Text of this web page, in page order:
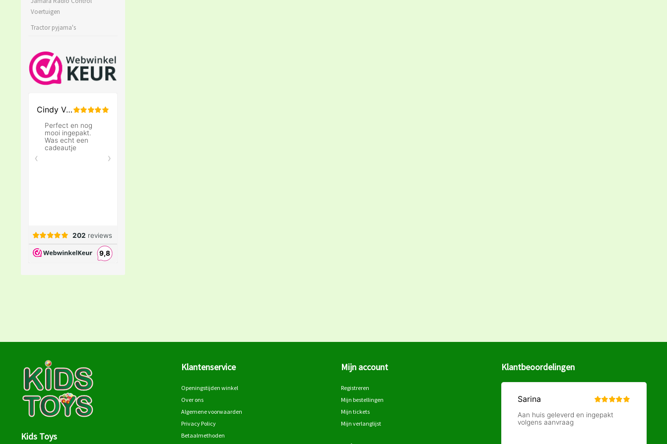
Voertuigen
Tractor pyjama's
Kids Toys
Klantenservice
Openingstijden winkel
Over ons
Algemene voorwaarden
Privacy Policy
Betaalmethoden
Mijn account
Registreren
Mijn bestellingen
Mijn tickets
Mijn verlanglijst
Klantbeoordelingen